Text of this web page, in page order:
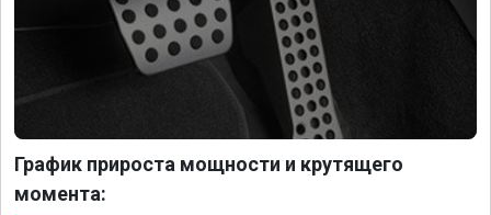
График прироста мощности и крутящего
момента: